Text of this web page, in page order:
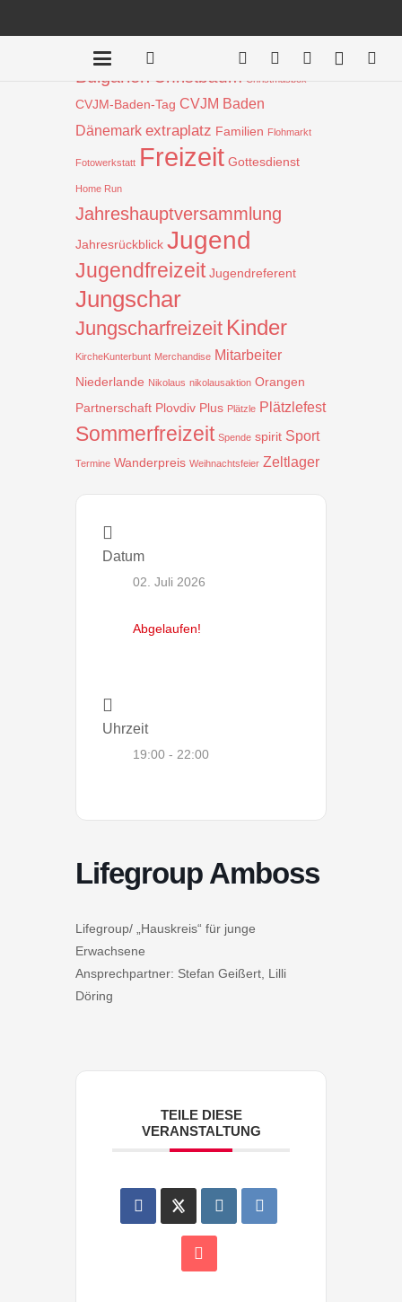
Aktion Badentreff Bauprojekt
Bulgarien Christbaum Christmasbox
CVJM-Baden-Tag CVJM Baden
Dänemark extraplatz Familien Flohmarkt
Fotowerkstatt Freizeit Gottesdienst
Home Run
Jahreshauptversammlung
Jahresrückblick Jugend
Jugendfreizeit Jugendreferent
Jungschar
Jungscharfreizeit Kinder
KircheKunterbunt Merchandise Mitarbeiter
Niederlande Nikolaus nikolausaktion Orangen
Partnerschaft Plovdiv Plus Plätzle Plätzlefest
Sommerfreizeit Spende spirit Sport
Termine Wanderpreis Weihnachtsfeier Zeltlager
Datum
02. Juli 2026
Abgelaufen!
Uhrzeit
19:00 - 22:00
Lifegroup Amboss
Lifegroup/ „Hauskreis“ für junge
Erwachsene
Ansprechpartner: Stefan Geißert, Lilli
Döring
TEILE DIESE
VERANSTALTUNG